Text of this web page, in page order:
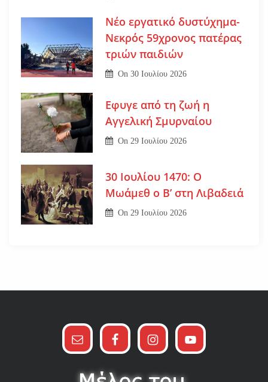
Νέο εργατικό δυστύχημα-
Νεκρός 59χρονος πατέρας
τριών παιδιών
On30 Ιουλίου 2026
Εφυγε από τη ζωή η
Αγγελική Σμυρναίου
On29 Ιουλίου 2026
30 Ιουλίου 1470: Ο
Μωάμεθ ο Β’ στη Λιβαδειά
On29 Ιουλίου 2026